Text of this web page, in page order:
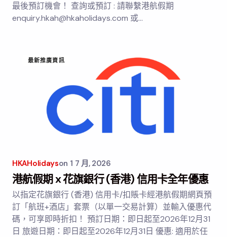
最後預訂機會！ 查詢或預訂 : 請聯繫港航假期
enquiry.hkah@hkaholidays.com 或…
最新推廣資訊
HKAHolidayson 1 7 月, 2026
港航假期 x 花旗銀行 (香港) 信用卡全年優惠
以指定花旗銀行 (香港) 信用卡/扣賬卡經港航假期網頁預
訂「航班+酒店」套票（以單一交易計算）並輸入優惠代
碼，可享即時折扣！ 預訂日期：即日起至2026年12月31
日 旅遊日期：即日起至2026年12月31日 優惠: 適用於任